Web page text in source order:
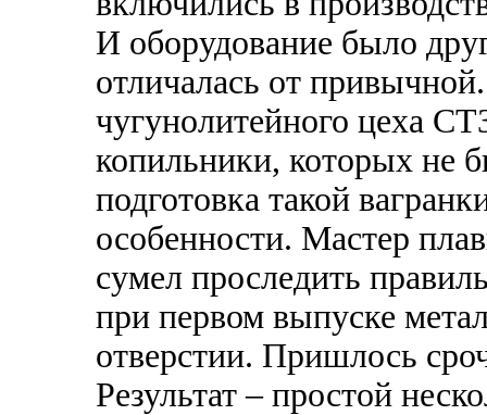
И оборудование было
отличалась от
чугунолитейного цеха
копильники, которых не
подготовка такой
особенности. Мастер
сумел проследить
при первом выпуске
отверстии. Пришлось
Результат – простой